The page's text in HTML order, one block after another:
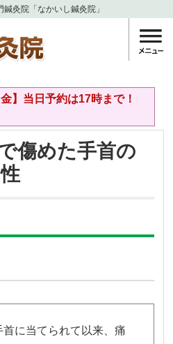
灸院「なかいし鍼灸院」
】当日予約は17時まで！
傷めた手首の
に当てられて以来、痛